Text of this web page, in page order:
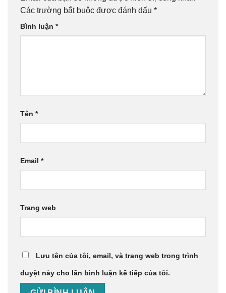
Các trường bắt buộc được đánh dấu *
Bình luận *
Tên *
Email *
Trang web
Lưu tên của tôi, email, và trang web trong trình
duyệt này cho lần bình luận kế tiếp của tôi.